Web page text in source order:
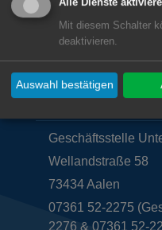
Unsere Anschrift
Geschäftsstelle
Wellandstraße 58
73434Aalen
07361 52-2275
2276 & 07361 52-
Alle Dienste
Mit diesem Schalter
deaktivieren.
Auswahl bestätigen